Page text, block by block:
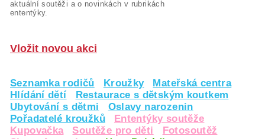
aktuální soutěži a o novinkách v rubrikách
ententýky.
Vložit novou akci
Seznamka rodičů Kroužky
Mateřská centra
Hlídání dětí
Restaurace s dětským koutkem
Ubytování s dětmi
Oslavy narozenin
Pořadatelé kroužků
Ententýky soutěže
Kupovačka
Soutěže pro děti
Fotosoutěž